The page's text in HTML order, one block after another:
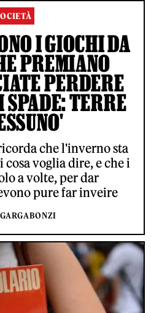
I GIOCHI DA
PREMIANO
PERDERE
TERRE
che l'inverno sta
voglia dire, e che i
a volte, per dar
pure far inveire